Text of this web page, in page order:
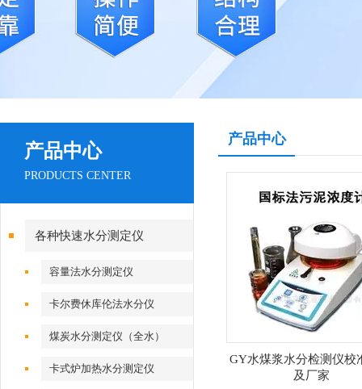
产品中心
PRODUCTS CENTER
各种快速水分测定仪
容量法水分测定仪
卡尔费休库伦法水分仪
煤炭水分测定仪（全水）
卡式炉加热水分测定仪
产品中心
GY水煤浆水分检测仪校
及厂家